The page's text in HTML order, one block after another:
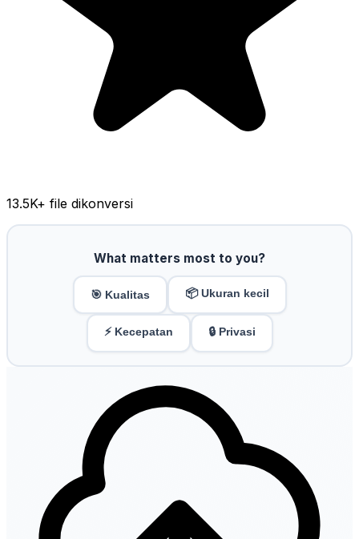
13.5K+ file dikonversi
What matters most to you?
🎯 Kualitas 📦 Ukuran kecil
⚡ Kecepatan 🔒 Privasi